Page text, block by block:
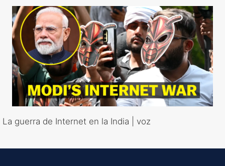
La guerra de Internet en la India | voz